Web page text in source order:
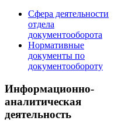
Сфера деятельности
отдела
документооборота
Нормативные
документы по
документообороту
Информационно-
аналитическая
деятельность